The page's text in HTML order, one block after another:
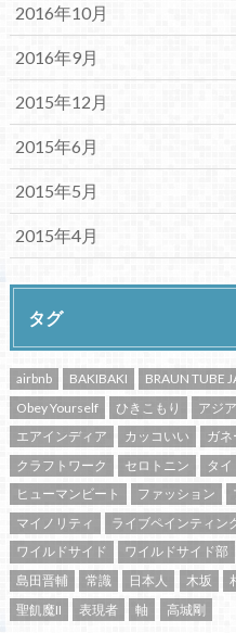
2016年10月
2016年9月
2015年12月
2015年6月
2015年5月
2015年4月
タグ
airbnb BAKIBAKI BRAUN TUBE
Obey Yourself
ひきこもり アジ
エアインディア
カッコいい ガネ
クラフトワーク
セロトニン タイ
ヒューマンビート
ファッション
マイノリティ
ライブペインティン
ワイルドサイド
ワイルドサイド部
島田晋輔
常識 日本人 木坂
聖飢魔II
表現者 軸 高城剛